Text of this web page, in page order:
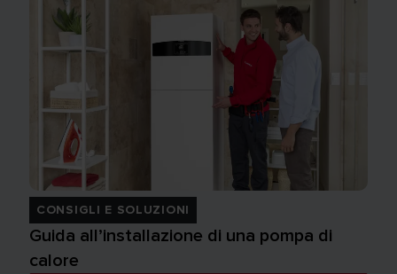
CONSIGLI E SOLUZIONI
Guida all’installazione di una pompa di
calore